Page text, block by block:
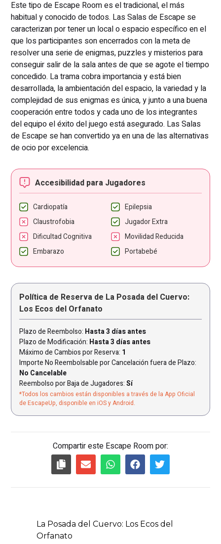
Este tipo de Escape Room es el tradicional, el más
habitual y conocido de todos. Las Salas de Escape se
caracterizan por tener un local o espacio específico en el
que los participantes son encerrados con la meta de
resolver una serie de enigmas, puzzles y misterios para
conseguir salir de la sala antes de que se agote el tiempo
concedido. La trama cobra importancia y está bien
desarrollada, la ambientación del espacio, la variedad y la
complejidad de sus enigmas es única, y junto a una buena
cooperación entre todos y cada uno de los integrantes
del equipo el éxito del juego está asegurado. Las Salas
de Escape se han convertido ya en una de las alternativas
de ocio por excelencia.
Accesibilidad para Jugadores
Cardiopatía
Epilepsia
Claustrofobia
Jugador Extra
Dificultad Cognitiva
Movilidad Reducida
Embarazo
Portabebé
Política de Reserva de La Posada del Cuervo:
Los Ecos del Orfanato
Plazo de Reembolso: Hasta 3 días antes
Plazo de Modificación: Hasta 3 días antes
Máximo de Cambios por Reserva: 1
Importe No Reembolsable por Cancelación fuera de Plazo:
No Cancelable
Reembolso por Baja de Jugadores: Sí
*Todos los cambios están disponibles a través de la App Oficial
de EscapeUp, disponible en iOS y Android.
Compartir este Escape Room por: